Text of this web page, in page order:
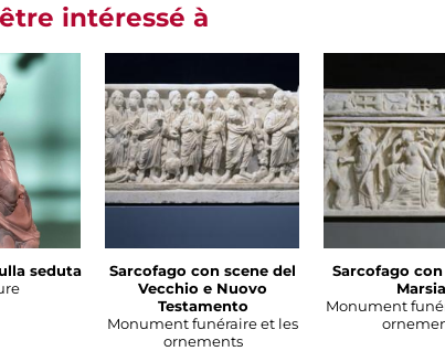
intéressé à
seduta
Sarcofago con scene del
Vecchio e Nuovo
Testamento
Monument funéraire et les
ornements
Sarcofago
Marsia
Monument